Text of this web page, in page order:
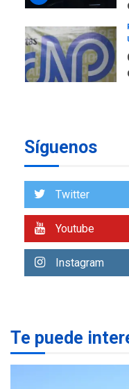
7
2
3
Síguenos
Twitter
Youtube
Instagram
Te puede